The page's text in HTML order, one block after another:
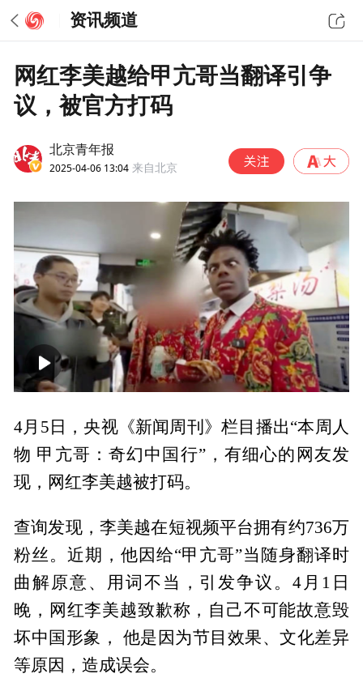
资讯频道
网红李美越给甲亢哥当翻译引争
议，被官方打码
北京青年报
2025-04-06 13:04 来自北京
00:00 00:08
4月5日，央视《新闻周刊》栏目播出“本周人
物 甲亢哥：奇幻中国行”，有细心的网友发
现，网红李美越被打码。
查询发现，李美越在短视频平台拥有约736万
粉丝。近期，他因给“甲亢哥”当随身翻译时
曲解原意、用词不当，引发争议。4月1日
晚，网红李美越致歉称，自己不可能故意毁
坏中国形象， 他是因为节目效果、文化差异
等原因，造成误会。